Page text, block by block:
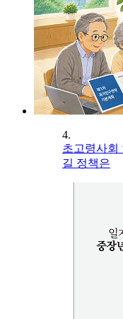
4.
초고령사회
길 정책은